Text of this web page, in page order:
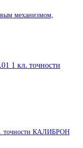
механизмом,
точности КАЛИБРОН